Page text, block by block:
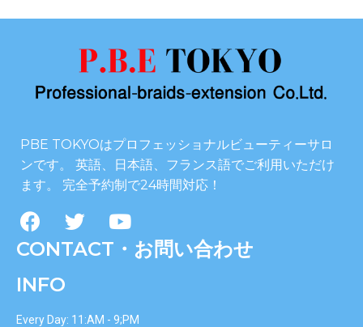
PBE TOKYOはプロフェッショナルビューティーサロ
ンです。 英語、日本語、フランス語でご利用いただけ
ます。 完全予約制で24時間対応！
CONTACT・お問い合わせ
INFO
Every Day: 11:AM - 9;PM